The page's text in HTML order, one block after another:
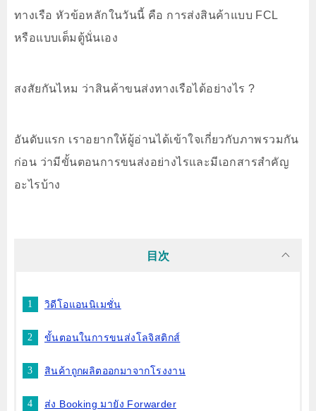
ทางเรือ หัวข้อหลักในวันนี้ คือ การส่งสินค้าแบบ FCL
หรือแบบเต็มตู้นั่นเอง
สงสัยกันไหม ว่าสินค้าขนส่งทางเรือได้อย่างไร ?
อันดับแรก เราอยากให้ผู้อ่านได้เข้าใจเกี่ยวกับภาพรวมกัน
ก่อน ว่ามีขั้นตอนการขนส่งอย่างไรและมีเอกสารสำคัญ
อะไรบ้าง
目次
วิดีโอแอนนิเมชั่น
ขั้นตอนในการขนส่งโลจิสติกส์
สินค้าถูกผลิตออกมาจากโรงงาน
ส่ง Booking มายัง Forwarder